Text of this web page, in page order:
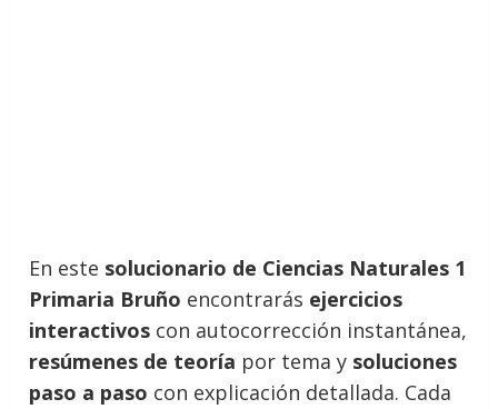
En este solucionario de Ciencias Naturales 1
Primaria Bruño encontrarás ejercicios
interactivos con autocorrección instantánea,
resúmenes de teoría por tema y soluciones
paso a paso con explicación detallada. Cada